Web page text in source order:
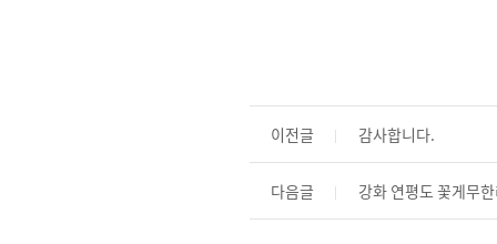
이전글 감사합니다.
다음글 강화 연평도 꽃게무